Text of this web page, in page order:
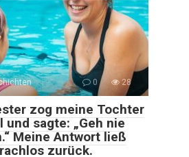
0 28
zog meine Tochter
und sagte: „Geh nie
Meine Antwort ließ
zurück.